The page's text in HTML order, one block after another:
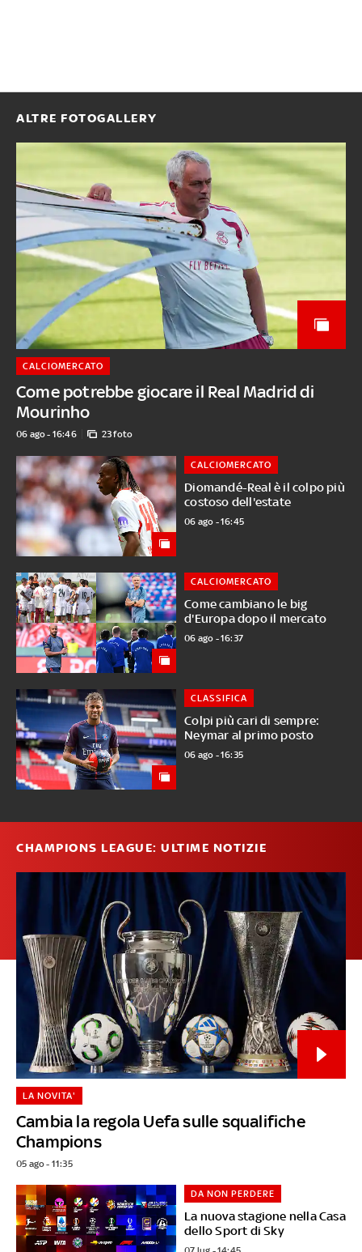
ALTRE FOTOGALLERY
Come potrebbe giocare il Real Madrid di
Mourinho
CALCIOMERCATO
06 ago - 16:46 23 foto
Diomandé-Real è il colpo più
costoso dell'estate
CALCIOMERCATO
06 ago - 16:45
Come cambiano le big
d'Europa dopo il mercato
CALCIOMERCATO
06 ago - 16:37
Colpi più cari di sempre:
Neymar al primo posto
CLASSIFICA
06 ago - 16:35
CHAMPIONS LEAGUE: ULTIME NOTIZIE
Cambia la regola Uefa sulle squalifiche
Champions
LA NOVITA'
05 ago - 11:35
La nuova stagione nella Casa
dello Sport di Sky
DA NON PERDERE